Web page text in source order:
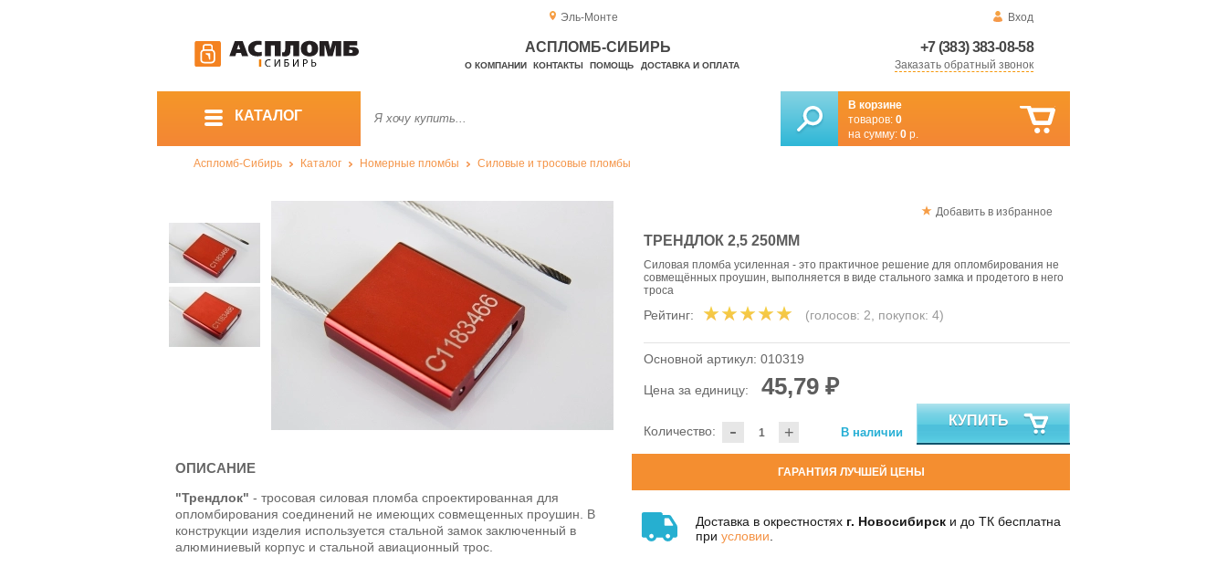
Эль-Монте Вход
+7 (383) 383-08-58
Заказать обратный звонок
АСПЛОМБ-СИБИРЬ
О КОМПАНИИ КОНТАКТЫ ПОМОЩЬ ДОСТАВКА И ОПЛАТА
КАТАЛОГ
В корзине
товаров: 0
на сумму: 0 р.
Аспломб-Сибирь Каталог Номерные пломбы Силовые и тросовые пломбы
Добавить в избранное
ТРЕНДЛОК 2,5 250ММ
Силовая пломба усиленная - это практичное решение для опломбирования не
совмещённых проушин, выполняется в виде стального замка и продетого в него
троса
Рейтинг: (голосов: 2, покупок: 4)
Основной артикул: 010319
Цена за единицу: 45,79 ₽
- +
Количество: В наличии
КУПИТЬ
ГАРАНТИЯ ЛУЧШЕЙ ЦЕНЫ
Доставка в окрестностях г. Новосибирск и до ТК бесплатна
при условии
ОПИСАНИЕ
"Трендлок" - тросовая силовая пломба спроектированная для
опломбирования соединений не имеющих совмещенных проушин. В
конструкции изделия используется стальной замок заключенный в
алюминиевый корпус и стальной авиационный трос.